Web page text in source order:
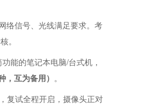
络信号、光线满足要求。考
。
能的笔记本电脑/台式机，
，互为备用） 。
复试全程开启，摄像头正对